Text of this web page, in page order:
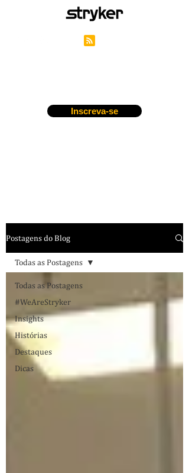
Inscreva-se
Postagens do Blog
Todas as Postagens
#WeAreStryker
Insights
Histórias
Destaques
Dicas
Todas as Postagens